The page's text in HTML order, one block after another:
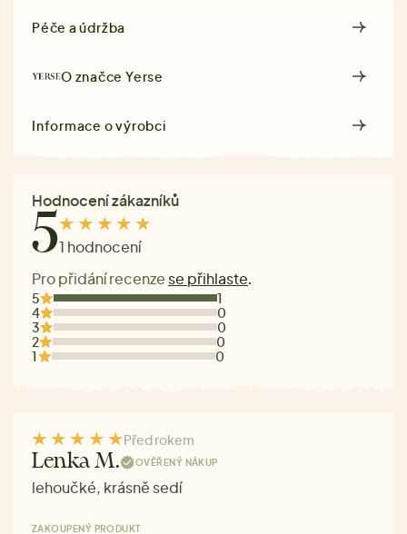
Péče a údržba
O značceYerse
Informace o výrobci
Hodnocení zákazníků
51 hodnocení
Pro přidání recenze se přihlaste.
5
1
4
0
3
0
2
0
1
0
Před rokem
Lenka M. OVĚŘENÝ NÁKUP
lehoučké, krásně sedí
ZAKOUPENÝ PRODUKT